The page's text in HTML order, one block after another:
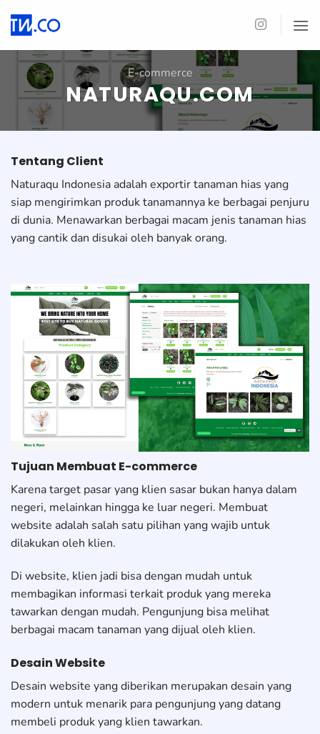
E-commerce
NATURAQU.COM
Tentang Client
Naturaqu Indonesia adalah exportir tanaman hias yang
siap mengirimkan produk tanamannya ke berbagai penjuru
di dunia. Menawarkan berbagai macam jenis tanaman hias
yang cantik dan disukai oleh banyak orang.
Tujuan Membuat E-commerce
Karena target pasar yang klien sasar bukan hanya dalam
negeri, melainkan hingga ke luar negeri. Membuat
website adalah salah satu pilihan yang wajib untuk
dilakukan oleh klien.
Di website, klien jadi bisa dengan mudah untuk
membagikan informasi terkait produk yang mereka
tawarkan dengan mudah. Pengunjung bisa melihat
berbagai macam tanaman yang dijual oleh klien.
Desain Website
Desain website yang diberikan merupakan desain yang
modern untuk menarik para pengunjung yang datang
membeli produk yang klien tawarkan.